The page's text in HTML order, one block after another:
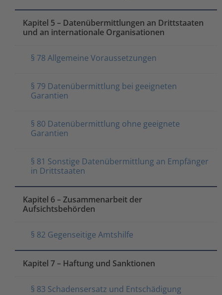
Kapitel 5 – Datenübermittlungen an Drittstaaten
und an internationale Organisationen
§ 78 Allgemeine Voraussetzungen
§ 79 Datenübermittlung bei geeigneten
Garantien
§ 80 Datenübermittlung ohne geeignete
Garantien
§ 81 Sonstige Datenübermittlung an Empfänger
in Drittstaaten
Kapitel 6 – Zusammenarbeit der
Aufsichtsbehörden
§ 82 Gegenseitige Amtshilfe
Kapitel 7 – Haftung und Sanktionen
§ 83 Schadensersatz und Entschädigung